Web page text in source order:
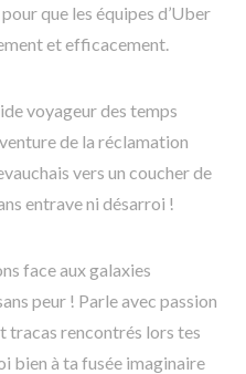
que les équipes d’Uber
et efficacement.
voyageur des temps
de la réclamation
vers un coucher de
entrave ni désarroi !
face aux galaxies
peur ! Parle avec passion
tracas rencontrés lors tes
bien à ta fusée imaginaire